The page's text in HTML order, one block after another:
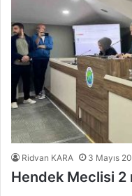
Ridvan KARA 3 Mayıs
Hendek Meclisi 2